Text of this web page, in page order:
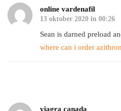
online vardenafil
13 oktober 2020 in 00:26
Sean is darned preload
where can i order
viagra canada